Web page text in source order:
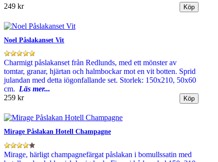
249 kr
Noel Påslakanset Vit
Charmigt påslakanset från Redlunds, med ett mönster av
tomtar, granar, hjärtan och halmbockar mot en vit botten. Sprid
julandan med detta iögonfallande set. Storlek: 150x210, 50x60
cm. Läs mer...
259 kr
Mirage Påslakan Hotell Champagne
Mirage, härligt champagnefärgat påslakan i bomullssatin med